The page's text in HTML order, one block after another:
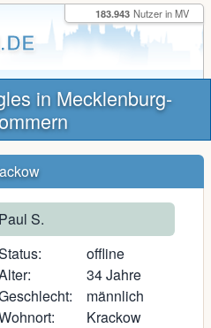
183.943 Nutzer in MV
in Mecklenburg-
Paul S.
offline
34 Jahre
männlich
Krackow